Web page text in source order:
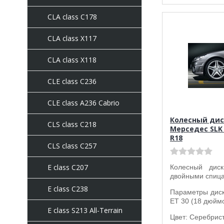
CLA class C178
CLA class X117
CLA class X118
CLE class C236
CLE class A236 Cabrio
CLS class C218
CLS class C257
E class C207
E class C238
E class S213 All-Terrain
Колесный
Мерседес SLK
R18
Колесный
двойными
Параметры
ET 30 (18
Цвет: